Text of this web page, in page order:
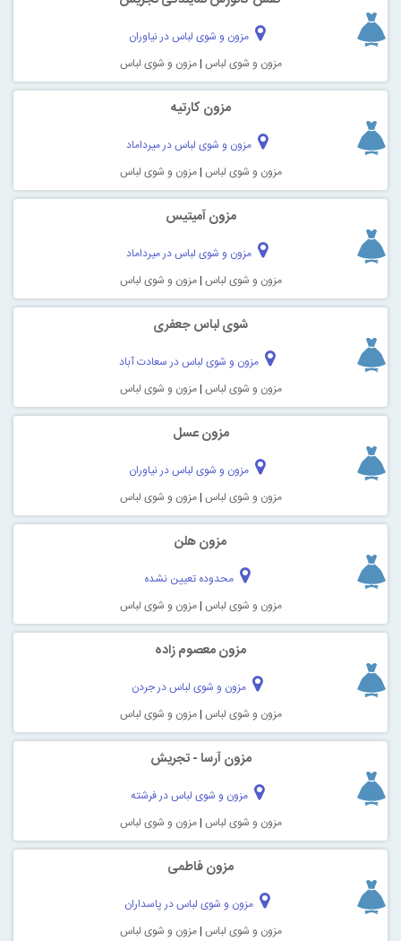
مزون و شوی لباس در نیاوران
مزون و شوی لباس |مزون و شوی لباس
مزون کارتیه
مزون و شوی لباس در میرداماد
مزون و شوی لباس |مزون و شوی لباس
مزون آمیتیس
مزون و شوی لباس در میرداماد
مزون و شوی لباس |مزون و شوی لباس
شوی لباس جعفری
مزون و شوی لباس در سعادت آباد
مزون و شوی لباس |مزون و شوی لباس
مزون عسل
مزون و شوی لباس در نیاوران
مزون و شوی لباس |مزون و شوی لباس
مزون هلن
محدوده تعیین نشده
مزون و شوی لباس |مزون و شوی لباس
مزون معصوم زاده
مزون و شوی لباس در جردن
مزون و شوی لباس |مزون و شوی لباس
مزون آرسا - تجریش
مزون و شوی لباس در فرشته
مزون و شوی لباس |مزون و شوی لباس
مزون فاطمی
مزون و شوی لباس در پاسداران
مزون و شوی لباس |مزون و شوی لباس